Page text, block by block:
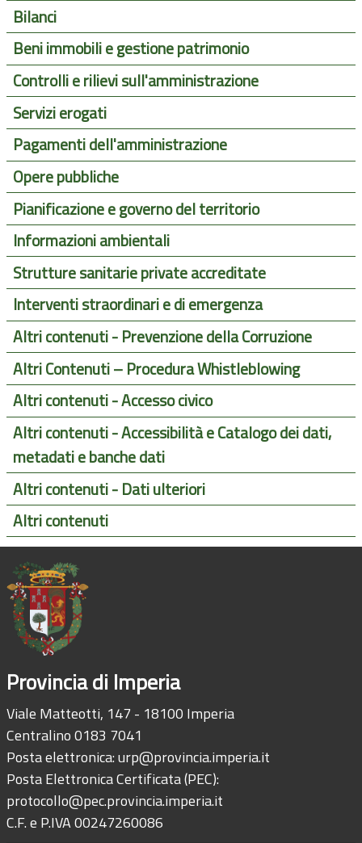
Bilanci
Beni immobili e gestione patrimonio
Controlli e rilievi sull'amministrazione
Servizi erogati
Pagamenti dell'amministrazione
Opere pubbliche
Pianificazione e governo del territorio
Informazioni ambientali
Strutture sanitarie private accreditate
Interventi straordinari e di emergenza
Altri contenuti - Prevenzione della Corruzione
Altri Contenuti – Procedura Whistleblowing
Altri contenuti - Accesso civico
Altri contenuti - Accessibilità e Catalogo dei dati,
metadati e banche dati
Altri contenuti - Dati ulteriori
Altri contenuti
Provincia di Imperia
Viale Matteotti, 147 - 18100 Imperia
Centralino 0183 7041
Posta elettronica:urp@provincia.imperia.it
Posta Elettronica Certificata (PEC):
protocollo@pec.provincia.imperia.it
C.F. e P.IVA 00247260086